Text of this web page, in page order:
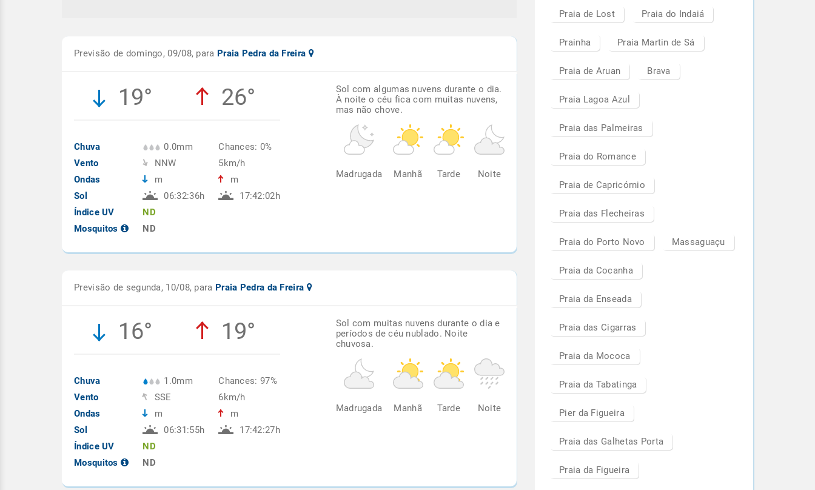
Previsão de domingo, 09/08, para Praia Pedra da Freira
19° 26°
Chuva
Vento
Ondas
Sol
Índice UV
Mosquitos
0.0mm
NNW
m
06:32:36h
ND
ND
Chances: 0%
5km/h
m
17:42:02h
Sol com algumas nuvens durante o dia.
À noite o céu fica com muitas nuvens,
mas não chove.
Madrugada Manhã Tarde Noite
Previsão de segunda, 10/08, para Praia Pedra da Freira
16° 19°
Chuva
Vento
Ondas
Sol
Índice UV
Mosquitos
1.0mm
SSE
m
06:31:55h
ND
ND
Chances: 97%
6km/h
m
17:42:27h
Sol com muitas nuvens durante o dia e
períodos de céu nublado. Noite
chuvosa.
Madrugada Manhã Tarde Noite
Praia de Lost Praia do Indaiá
Prainha Praia Martin de Sá
Praia de Aruan Brava
Praia Lagoa Azul
Praia das Palmeiras
Praia do Romance
Praia de Capricórnio
Praia das Flecheiras
Praia do Porto Novo Massaguaçu
Praia da Cocanha
Praia da Enseada
Praia das Cigarras
Praia da Mococa
Praia da Tabatinga
Pier da Figueira
Praia das Galhetas Porta
Praia da Figueira